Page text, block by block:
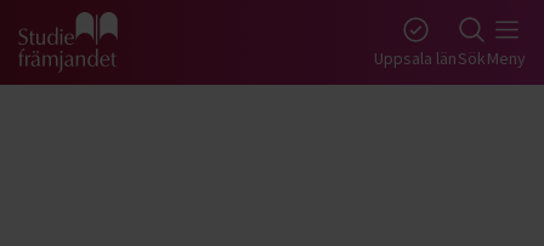
Gå till studiefrämjandets startsida Uppsala länSökMeny